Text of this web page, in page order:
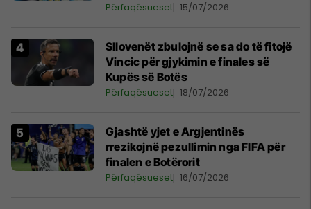
Përfaqësueset 15/07/2026
Sllovenët zbulojnë se sa do të fitojë
Vincic për gjykimin e finales së
Kupës së Botës
Përfaqësueset 18/07/2026
Gjashtë yjet e Argjentinës
rrezikojnë pezullimin nga FIFA për
finalen e Botërorit
Përfaqësueset 16/07/2026